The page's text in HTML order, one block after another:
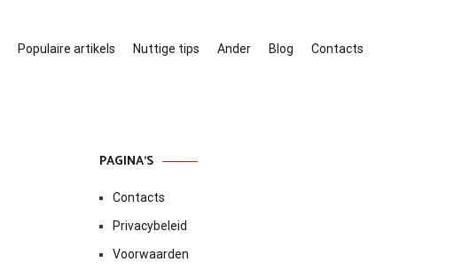
Populaire artikels Nuttige tips Ander Blog Contacts
PAGINA’S
Contacts
Privacybeleid
Voorwaarden